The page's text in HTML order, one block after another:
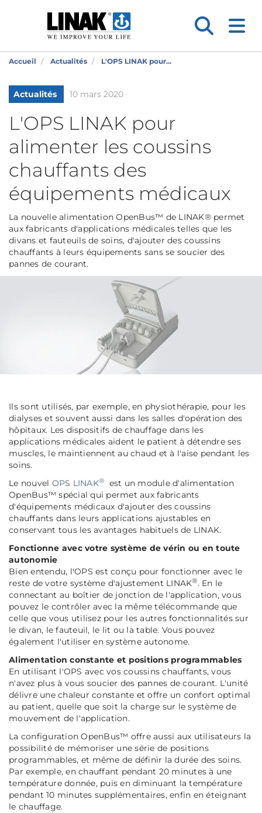
Accueil Actualités L'OPS LINAK pour...
Actualités 10 mars 2020
L'OPS LINAK pour
alimenter les coussins
chauffants des
équipements médicaux
La nouvelle alimentation OpenBus™ de LINAK® permet
aux fabricants d'applications médicales telles que les
divans et fauteuils de soins, d'ajouter des coussins
chauffants à leurs équipements sans se soucier des
pannes de courant.
Ils sont utilisés, par exemple, en physiothérapie, pour les
dialyses et souvent aussi dans les salles d'opération des
hôpitaux. Les dispositifs de chauffage dans les
applications médicales aident le patient à détendre ses
muscles, le maintiennent au chaud et à l'aise pendant les
soins.
Le nouvel OPS LINAK®
est un module d'alimentation
OpenBus™ spécial qui permet aux fabricants
d'équipements médicaux d'ajouter des coussins
chauffants dans leurs applications ajustables en
conservant tous les avantages habituels de LINAK.
Fonctionne avec votre système de vérin ou en toute
autonomie
Bien entendu, l'OPS est conçu pour fonctionner avec le
reste de votre système d'ajustement LINAK®. En le
connectant au boîtier de jonction de l'application, vous
pouvez le contrôler avec la même télécommande que
celle que vous utilisez pour les autres fonctionnalités sur
le divan, le fauteuil, le lit ou la table. Vous pouvez
également l'utiliser en système autonome.
Alimentation constante et positions programmables
En utilisant l'OPS avec vos coussins chauffants, vous
n'avez plus à vous soucier des pannes de courant. L'unité
délivre une chaleur constante et offre un confort optimal
au patient, quelle que soit la charge sur le système de
mouvement de l'application.
La configuration OpenBus™ offre aussi aux utilisateurs la
possibilité de mémoriser une série de positions
programmables, et même de définir la durée des soins.
Par exemple, en chauffant pendant 20 minutes à une
température donnée, puis en diminuant la température
pendant 10 minutes supplémentaires, enfin en éteignant
le chauffage.